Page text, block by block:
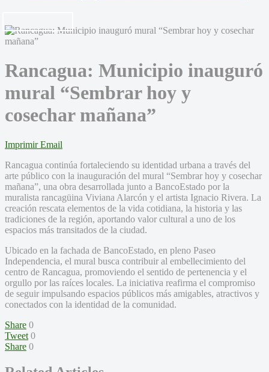
Rancagua: Municipio inauguró
mural “Sembrar hoy y
cosechar mañana”
Imprimir Email
Rancagua continúa fortaleciendo su identidad urbana a través del
arte público con la inauguración del mural “Sembrar hoy y cosechar
mañana”, una obra desarrollada junto a BancoEstado por la
muralista rancagüina Viviana Alarcón y el artista Ignacio Rivera. La
creación rescata elementos de la vida cotidiana, la historia y las
tradiciones de la región, aportando valor cultural a uno de los
espacios más transitados de la ciudad.
Ubicado en la fachada de BancoEstado, en pleno Paseo
Independencia, el mural busca contribuir al embellecimiento del
centro de Rancagua, promoviendo el sentido de pertenencia y el
orgullo por las raíces locales. La iniciativa reafirma el compromiso
de seguir impulsando espacios públicos más amigables, atractivos y
conectados con la identidad de la comunidad.
Share 0
Tweet 0
Share 0